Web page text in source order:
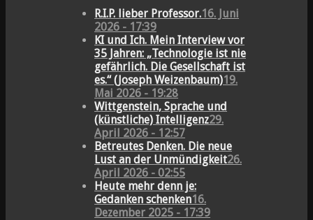
R.I.P. lieber Professor.16. Juni
2026 - 17:39
KI und Ich. Mein Interview vor
35 Jahren: „Technologie ist nie
gefährlich. Die Gesellschaft ist
es.“ (Joseph Weizenbaum)19.
Mai 2026 - 19:28
Wittgenstein, Sprache und
(künstliche) Intelligenz29.
April 2026 - 12:57
Betreutes Denken. Die neue
Lust an der Unmündigkeit26.
April 2026 - 02:55
Heute mehr denn je:
Gedanken schenken16.
Dezember 2025 - 17:39